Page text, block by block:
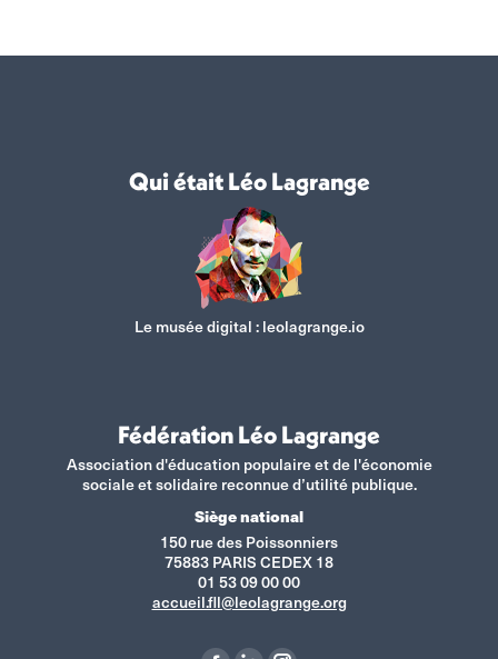
Qui était Léo Lagrange
Le musée digital : leolagrange.io
Fédération Léo Lagrange
Association d'éducation populaire et de l'économie
sociale et solidaire reconnue d’utilité publique.
Siège national
150 rue des Poissonniers
75883 PARIS CEDEX 18
01 53 09 00 00
accueil.fll@leolagrange.org